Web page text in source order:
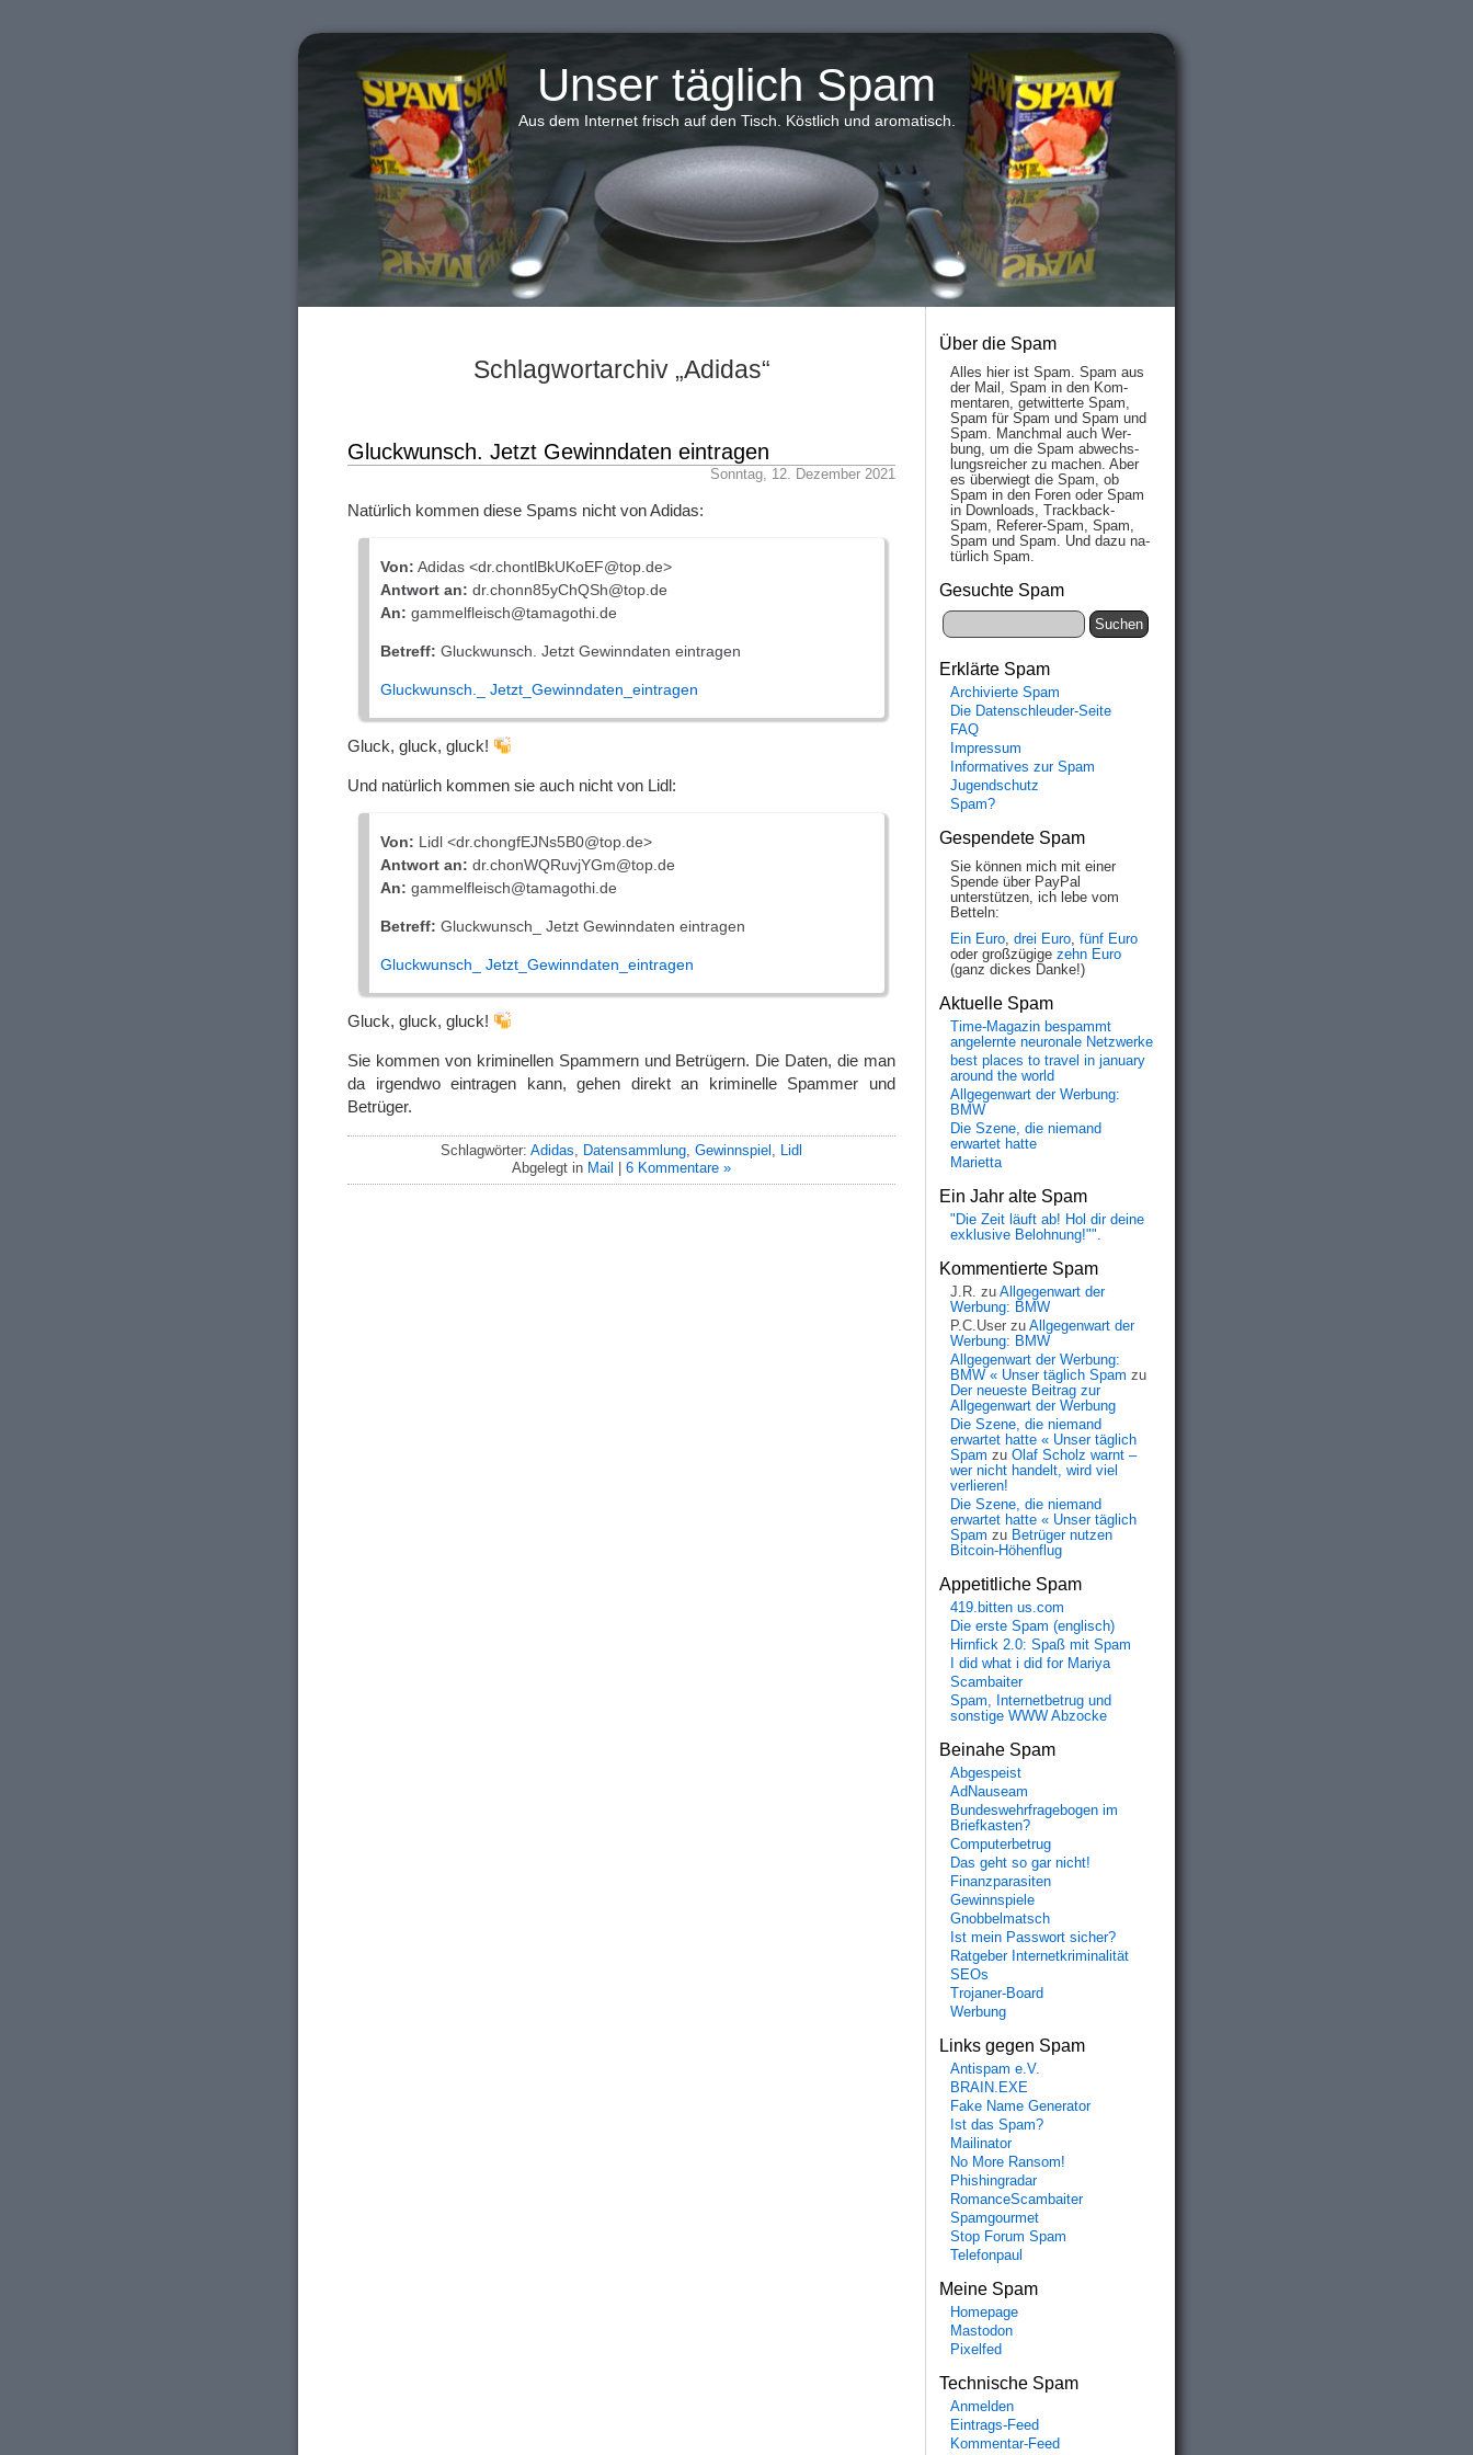
Unser täglich Spam
Aus dem Internet frisch auf den Tisch. Köstlich und aromatisch.
Schlagwortarchiv „Adidas“
Gluckwunsch. Jetzt Gewinndaten eintragen
Sonntag, 12. Dezember 2021
Natürlich kommen diese Spams nicht von Adidas:
Von: Adidas <dr.chontlBkUKoEF@top.de>
Antwort an: dr.chonn85yChQSh@top.de
An: gammelfleisch@tamagothi.de
Betreff: Gluckwunsch. Jetzt Gewinndaten eintragen
Gluckwunsch._ Jetzt_Gewinndaten_eintragen
Gluck, gluck, gluck!
Und natürlich kommen sie auch nicht von Lidl:
Von: Lidl <dr.chongfEJNs5B0@top.de>
Antwort an: dr.chonWQRuvjYGm@top.de
An: gammelfleisch@tamagothi.de
Betreff: Gluckwunsch_ Jetzt Gewinndaten eintragen
Gluckwunsch_ Jetzt_Gewinndaten_eintragen
Gluck, gluck, gluck!
Sie kommen von kriminellen Spammern und Betrügern. Die Daten, die man
da irgendwo eintragen kann, gehen direkt an kriminelle Spammer und
Betrüger.
Schlagwörter: Adidas Datensammlung Gewinnspiel
Lidl
Abgelegt in Mail | 6 Kommentare »
Über die Spam
Alles hier ist Spam. Spam aus
der Mail, Spam in den Kom­
men­taren, ge­twit­ter­te Spam,
Spam für Spam und Spam und
Spam. Manch­mal auch Wer­
bung, um die Spam ab­wechs­
lungs­reich­er zu mach­en. Aber
es über­wiegt die Spam, ob
Spam in den Fo­ren oder Spam
in Down­loads, Track­back-
Spam, Re­fe­rer-Spam, Spam,
Spam und Spam. Und da­zu na­
tür­lich Spam.
Gesuchte Spam
Erklärte Spam
Archivierte Spam
Die Datenschleuder-Seite
FAQ
Impressum
Informatives zur Spam
Jugendschutz
Spam?
Gespendete Spam
Sie können mich mit einer
Spende über PayPal
unterstützen, ich lebe vom
Betteln:
Ein Euro, drei Euro, fünf Euro
oder großzügige zehn Euro
(ganz dickes Danke!)
Aktuelle Spam
Time-Magazin bespammt
angelernte neuronale Netzwerke
best places to travel in january
around the world
Allgegenwart der Werbung:
BMW
Die Szene, die niemand
erwartet hatte
Marietta
Ein Jahr alte Spam
"Die Zeit läuft ab! Hol dir deine
exklusive Belohnung!"".
Kommentierte Spam
J.R. zu Allgegenwart der
Werbung: BMW
P.C.User zu Allgegenwart der
Werbung: BMW
Allgegenwart der Werbung:
BMW « Unser täglich Spam zu
Der neueste Beitrag zur
Allgegenwart der Werbung
Die Szene, die niemand
erwartet hatte « Unser täglich
Spam zu Olaf Scholz warnt –
wer nicht handelt, wird viel
verlieren!
Die Szene, die niemand
erwartet hatte « Unser täglich
Spam zu Betrüger nutzen
Bitcoin-Höhenflug
Appetitliche Spam
419.bitten us.com
Die erste Spam (englisch)
Hirnfick 2.0: Spaß mit Spam
I did what i did for Mariya
Scambaiter
Spam, Internetbetrug und
sonstige WWW Abzocke
Beinahe Spam
Abgespeist
AdNauseam
Bundeswehrfragebogen im
Briefkasten?
Computerbetrug
Das geht so gar nicht!
Finanzparasiten
Gewinnspiele
Gnobbelmatsch
Ist mein Passwort sicher?
Ratgeber Internetkriminalität
SEOs
Trojaner-Board
Werbung
Links gegen Spam
Antispam e.V.
BRAIN.EXE
Fake Name Generator
Ist das Spam?
Mailinator
No More Ransom!
Phishingradar
RomanceScambaiter
Spamgourmet
Stop Forum Spam
Telefonpaul
Meine Spam
Homepage
Mastodon
Pixelfed
Technische Spam
Anmelden
Eintrags-Feed
Kommentar-Feed